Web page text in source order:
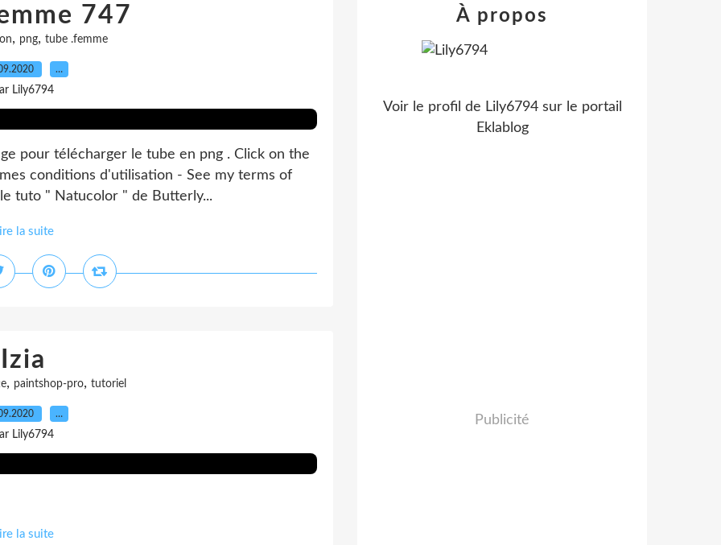
747
, png, tube .femme
…
Lily6794
pour télécharger le tube en png . Click on the
conditions d'utilisation - See my terms of
tuto " Natucolor " de Butterly...
la suite
Izia
, paintshop-pro, tutoriel
…
Lily6794
la suite
À propos
Voir le profil de Lily6794sur le portail
Eklablog
Publicité